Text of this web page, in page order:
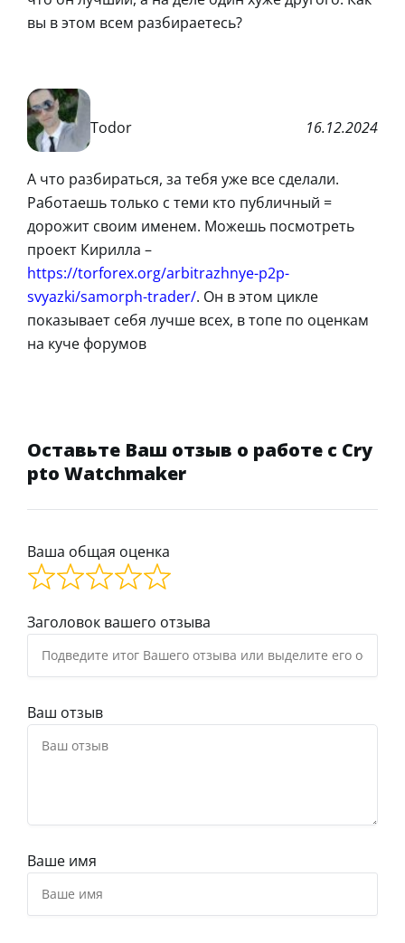
вы в этом всем разбираетесь?
Todor 16.12.2024
А что разбираться, за тебя уже все сделали.
Работаешь только с теми кто публичный =
дорожит своим именем. Можешь посмотреть
проект Кирилла –
https://torforex.org/arbitrazhnye-p2p-
svyazki/samorph-trader/. Он в этом цикле
показывает себя лучше всех, в топе по оценкам
на куче форумов
Оставьте Ваш отзыв о работе с Cry
pto Watchmaker
Ваша общая оценка
Заголовок вашего отзыва
Ваш отзыв
Ваше имя